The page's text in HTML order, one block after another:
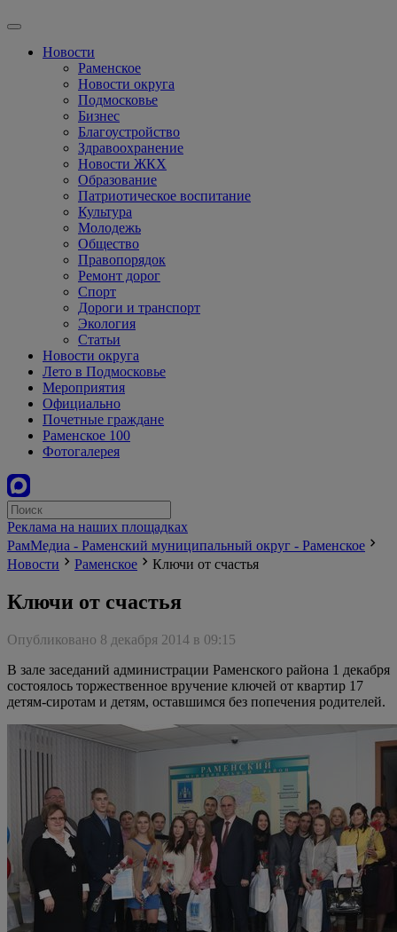
Новости
Раменское
Новости округа
Подмосковье
Бизнес
Благоустройство
Здравоохранение
Новости ЖКХ
Образование
Патриотическое воспитание
Культура
Молодежь
Общество
Правопорядок
Ремонт дорог
Спорт
Дороги и транспорт
Экология
Статьи
Новости округа
Лето в Подмосковье
Мероприятия
Официально
Почетные граждане
Раменское 100
Фотогалерея
Реклама на наших площадках
РамМедиа - Раменский муниципальный округ - Раменское
Новости
Раменское Ключи от счастья
Ключи от счастья
Опубликовано 8 декабря 2014 в 09:15
В зале заседаний администрации Раменского района 1 декабря
состоялось торжественное вручение ключей от квартир 17
детям-сиротам и детям, оставшимся без попечения родителей.